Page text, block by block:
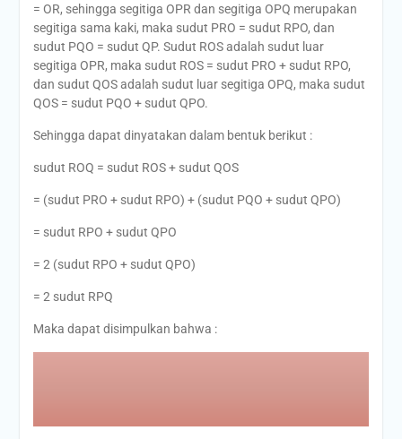
= OR, sehingga segitiga OPR dan segitiga OPQ merupakan
segitiga sama kaki, maka sudut PRO = sudut RPO, dan
sudut PQO = sudut QP. Sudut ROS adalah sudut luar
segitiga OPR, maka sudut ROS = sudut PRO + sudut RPO,
dan sudut QOS adalah sudut luar segitiga OPQ, maka sudut
QOS = sudut PQO + sudut QPO.
Sehingga dapat dinyatakan dalam bentuk berikut :
sudut ROQ = sudut ROS + sudut QOS
= (sudut PRO + sudut RPO) + (sudut PQO + sudut QPO)
= sudut RPO + sudut QPO
= 2 (sudut RPO + sudut QPO)
= 2 sudut RPQ
Maka dapat disimpulkan bahwa :